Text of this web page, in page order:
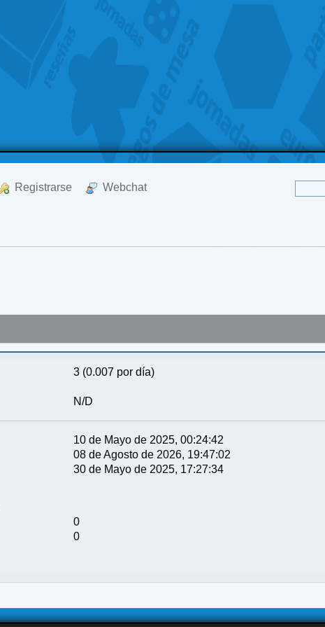
Registrarse Webchat
3 (0.007 por día)
N/D
10 de Mayo de 2025, 00:24:42
08 de Agosto de 2026, 19:47:02
30 de Mayo de 2025, 17:27:34
0
0